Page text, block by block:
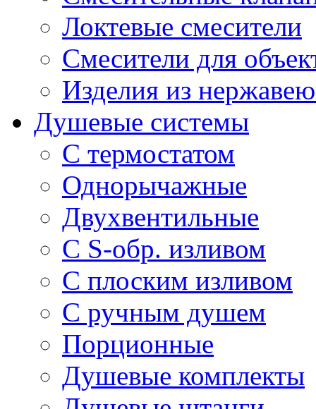
Локтевые смесители
Смесители для
Изделия из
Душевые системы
С термостатом
Однорычажные
Двухвентильные
С S-обр. изливом
С плоским изливом
С ручным душем
Порционные
Душевые комплекты